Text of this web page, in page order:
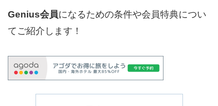
Genius会員になるための条件や会員特典につい
てご紹介します！